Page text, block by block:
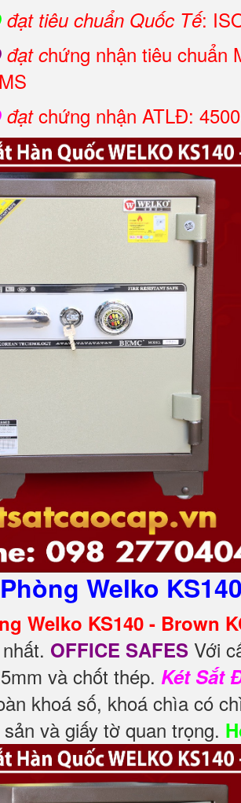
đạt tiêu chuẩn Quốc Tế:
đạt chứng nhận tiêu chuẩn
đạtchứng nhận ATLĐ:
Welko
Welko KS140 - Brown
OFFICE SAFES Với
và chốt thép. Két Sắt
khoá số, khoá chìa có
và giấy tờ quan trọng.